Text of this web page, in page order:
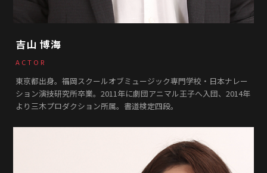
吉山 博海
ACTOR
東京都出身。福岡スクールオブミュージック専門学校・日本ナレー
ション演技研究所卒業。2011年に劇団アニマル王子へ入団、2014年
より三木プロダクション所属。書道検定四段。